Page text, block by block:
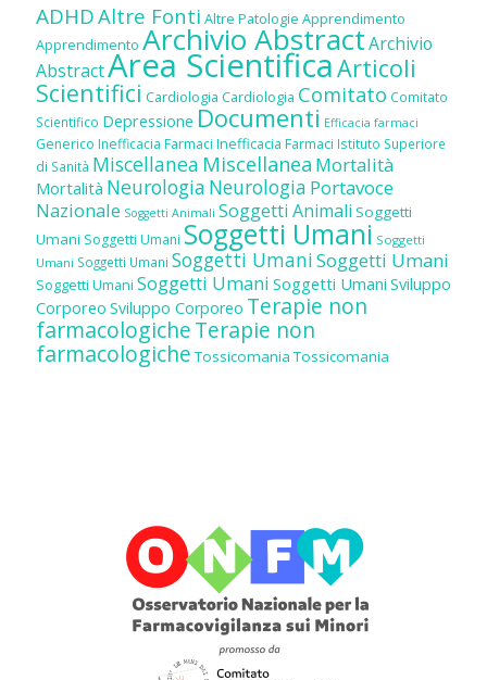
ADHDAltre Fonti Altre Patologie Apprendimento
Apprendimento Archivio AbstractArchivio
AbstractArea ScientificaArticoli
Scientifici Cardiologia Cardiologia Comitato Comitato
Scientifico Depressione Documenti Efficacia farmaci
Generico Inefficacia Farmaci Inefficacia Farmaci Istituto Superiore
di Sanità Miscellanea Miscellanea Mortalità
Mortalità Neurologia Neurologia Portavoce
Nazionale Soggetti Animali Soggetti Animali Soggetti
Umani Soggetti Umani Soggetti Umani Soggetti
Umani Soggetti Umani Soggetti UmaniSoggetti Umani
Soggetti Umani Soggetti Umani Soggetti Umani Sviluppo
Corporeo Sviluppo Corporeo Terapie non
farmacologicheTerapie non
farmacologiche Tossicomania Tossicomania